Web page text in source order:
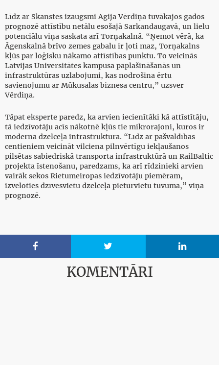
Līdz ar Skanstes izaugsmi Agija Vērdiņa tuvākajos gados
prognozē attīstību netālu esošajā Sarkandaugavā, un lielu
potenciālu viņa saskata arī Torņakalnā. “Ņemot vērā, ka
Āgenskalnā brīvo zemes gabalu ir ļoti maz, Torņakalns
kļūs par loģisku nākamo attīstības punktu. To veicinās
Latvijas Universitātes kampusa paplašināšanās un
infrastruktūras uzlabojumi, kas nodrošina ērtu
savienojumu ar Mūkusalas biznesa centru,” uzsver
Vērdiņa.
Tāpat eksperte paredz, ka arvien iecienītāki kā attīstītāju,
tā iedzīvotāju acīs nākotnē kļūs tie mikrorajoni, kuros ir
moderna dzelceļa infrastruktūra. “Līdz ar pašvaldības
centieniem veicināt vilciena pilnvērtīgu iekļaušanos
pilsētas sabiedriskā transporta infrastruktūrā un RailBaltic
projekta īstenošanu, paredzams, ka arī rīdzinieki arvien
vairāk sekos Rietumeiropas iedzīvotāju piemēram,
izvēloties dzīvesvietu dzelceļa pieturvietu tuvumā,” viņa
prognozē.
  
KOMENTĀRI